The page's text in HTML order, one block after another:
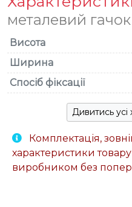
металевий
Висота
Ширина
Спосіб фіксації
Дивитись усі
Комплектація,
характеристики
виробником без